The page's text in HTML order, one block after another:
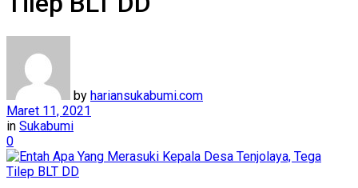
by hariansukabumi.com
Maret 11, 2021
in Sukabumi
0